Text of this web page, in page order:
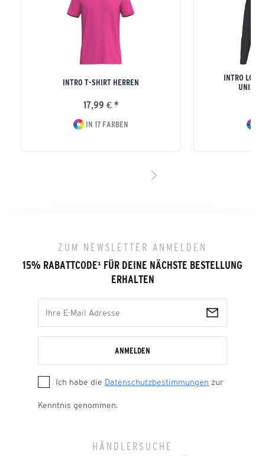
INTRO T-SHIRT HERREN
17,99 € *
IN 17 FARBEN
INTRO
UNISEX
ZUM NEWSLETTER ANMELDEN
15% RABATTCODE¹ FÜR DEINE NÄCHSTE BESTELLUNG
ERHALTEN
ANMELDEN
Ich habe die Datenschutzbestimmungen zur
Kenntnis genommen.
HÄNDLERSUCHE